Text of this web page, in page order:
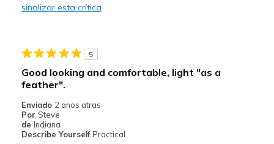
Going Out
Travel
Width
Feels too narrow
Sizing
sinalizar esta crítica
5
Good looking and comfortable, light "as a
feather".
Enviado 2 anos atras
Por Steve
de Indiana
Describe Yourself Practical